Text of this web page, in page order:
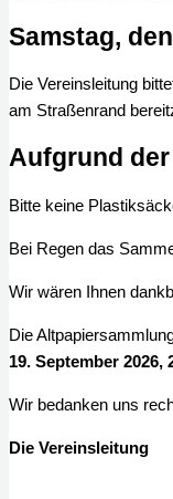
Samstag, den
Die Vereinsleitung
am Straßenrand
Aufgrund
Bitte keine
Bei Regen das
Wir wären Ihnen
Die
19. September 2026,
Wir bedanken uns
Die Vereinsleitung